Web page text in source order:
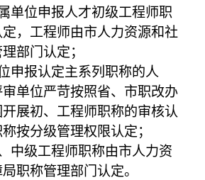
单位申报人才初级工程师职
，工程师由市人力资源和社
部门认定；
申报认定主系列职称的人
单位严苛按照省、市职改办
展初、工程师职称的审核认
按分级管理权限认定；
中级工程师职称由市人力资
职称管理部门认定。